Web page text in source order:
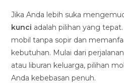
Jika Anda lebih suka
kunci adalah pilihan yang
mobil tanpa sopir dan
kebutuhan. Mulai dari
atau liburan keluarga, pilihan
Anda kebebasan penuh.